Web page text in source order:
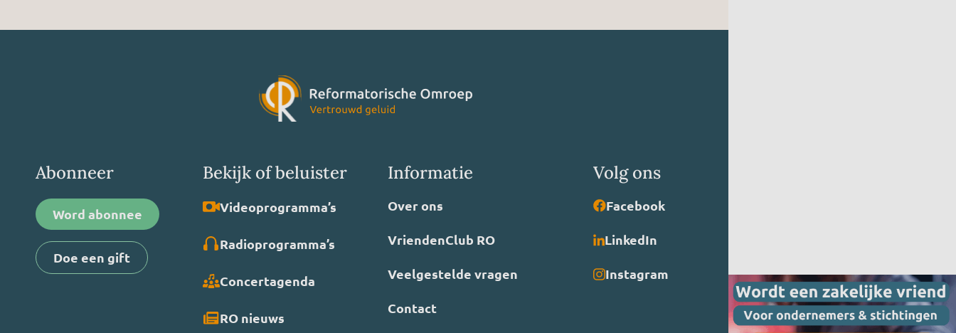
Abonneer
Word abonnee
Doe een gift
Bekijk of beluister
Video­programma’s
Radio­programma’s
Concertagenda
RO nieuws
Informatie
Over ons
VriendenClub RO
Veelgestelde vragen
Contact
Volg ons
Facebook
LinkedIn
Instagram